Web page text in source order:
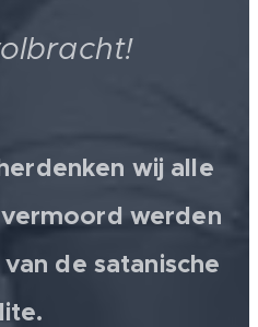
wij alle
werden
de satanische